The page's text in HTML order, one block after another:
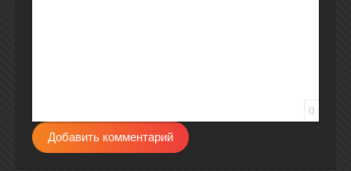
0
Добавить комментарий